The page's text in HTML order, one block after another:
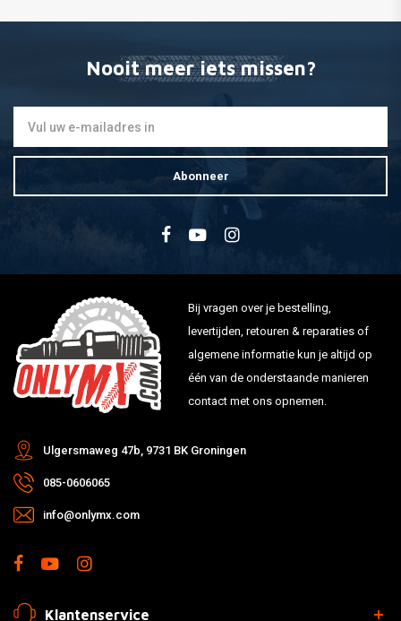
Nooit meer iets missen?
Abonneer
Bij vragen over je bestelling,
levertijden, retouren & reparaties of
algemene informatie kun je altijd op
één van de onderstaande manieren
contact met ons opnemen.
Ulgersmaweg 47b, 9731 BK Groningen
085-0606065
info@onlymx.com
Klantenservice